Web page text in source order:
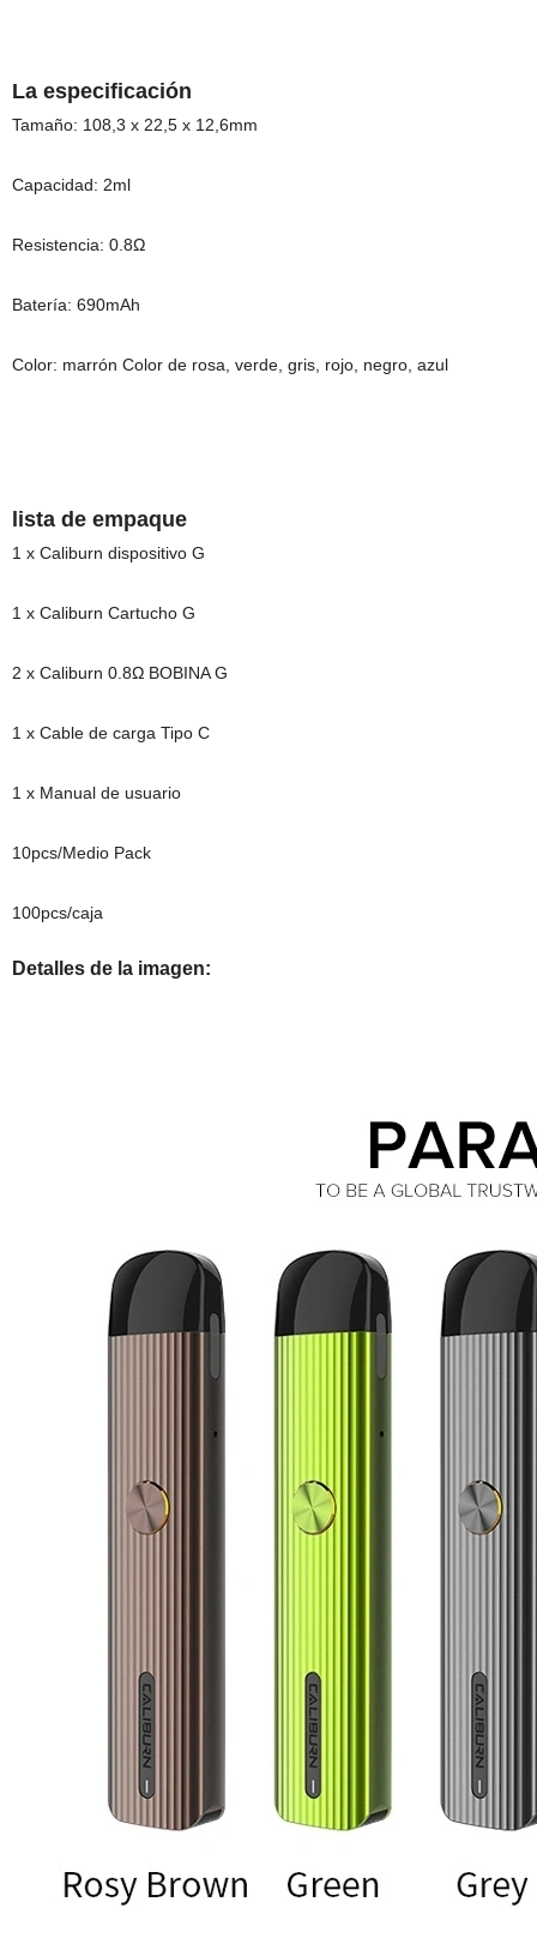
La especificación
Tamaño: 108,3 x 22,5 x 12,6mm
Capacidad: 2ml
Resistencia: 0.8Ω
Batería: 690mAh
Color: marrón Color de rosa, verde, gris, rojo, negro, azul
lista de empaque
1 x Caliburn dispositivo G
1 x Caliburn Cartucho G
2 x Caliburn 0.8Ω BOBINA G
1 x Cable de carga Tipo C
1 x Manual de usuario
10pcs/Medio Pack
100pcs/caja
Detalles de la imagen: